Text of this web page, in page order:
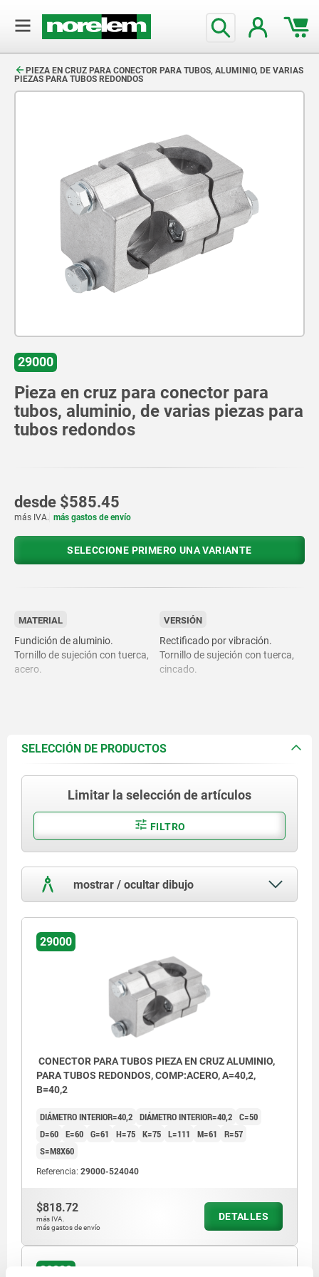
PIEZA EN CRUZ PARA CONECTOR PARA TUBOS, ALUMINIO, DE VARIAS
PIEZAS PARA TUBOS REDONDOS
29000
Pieza en cruz para conector para
tubos, aluminio, de varias piezas para
tubos redondos
desde $585.45
más IVA. más gastos de envío
SELECCIONE PRIMERO UNA VARIANTE
MATERIAL
Fundición de aluminio.
Tornillo de sujeción con tuerca,
acero.
VERSIÓN
Rectificado por vibración.
Tornillo de sujeción con tuerca,
cincado.
SELECCIÓN DE PRODUCTOS
Limitar la selección de artículos
FILTRO
mostrar / ocultar dibujo
29000
CONECTOR PARA TUBOS PIEZA EN CRUZ ALUMINIO,
PARA TUBOS REDONDOS, COMP:ACERO, A=40,2,
B=40,2
DIÁMETRO INTERIOR=40,2 DIÁMETRO INTERIOR=40,2 C=50
D=60 E=60 G=61 H=75 K=75 L=111 M=61
R=57
S=M8X60
Referencia: 29000-524040
$818.72
más IVA.
más gastos de envío
DETALLES
29000